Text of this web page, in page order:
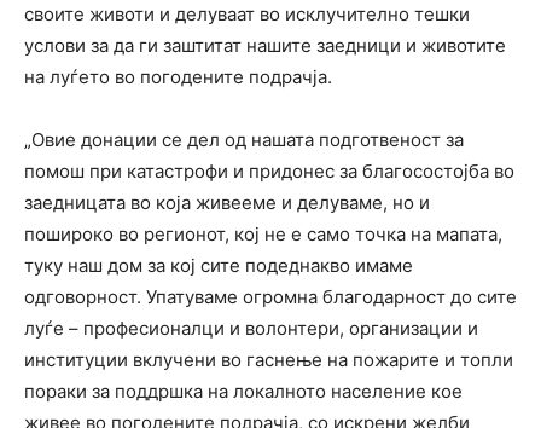
своите животи и делуваат во исклучително тешки
услови за да ги заштитат нашите заедници и животите
на луѓето во погодените подрачја.
„Овие донации се дел од нашата подготвеност за
помош при катастрофи и придонес за благосостојба во
заедницата во која живееме и делуваме, но и
пошироко во регионот, кој не е само точка на мапата,
туку наш дом за кој сите подеднакво имаме
одговорност. Упатуваме огромна благодарност до сите
луѓе – професионалци и волонтери, организации и
институции вклучени во гаснење на пожарите и топли
пораки за поддршка на локалното население кое
живее во погодените подрачја, со искрени желби